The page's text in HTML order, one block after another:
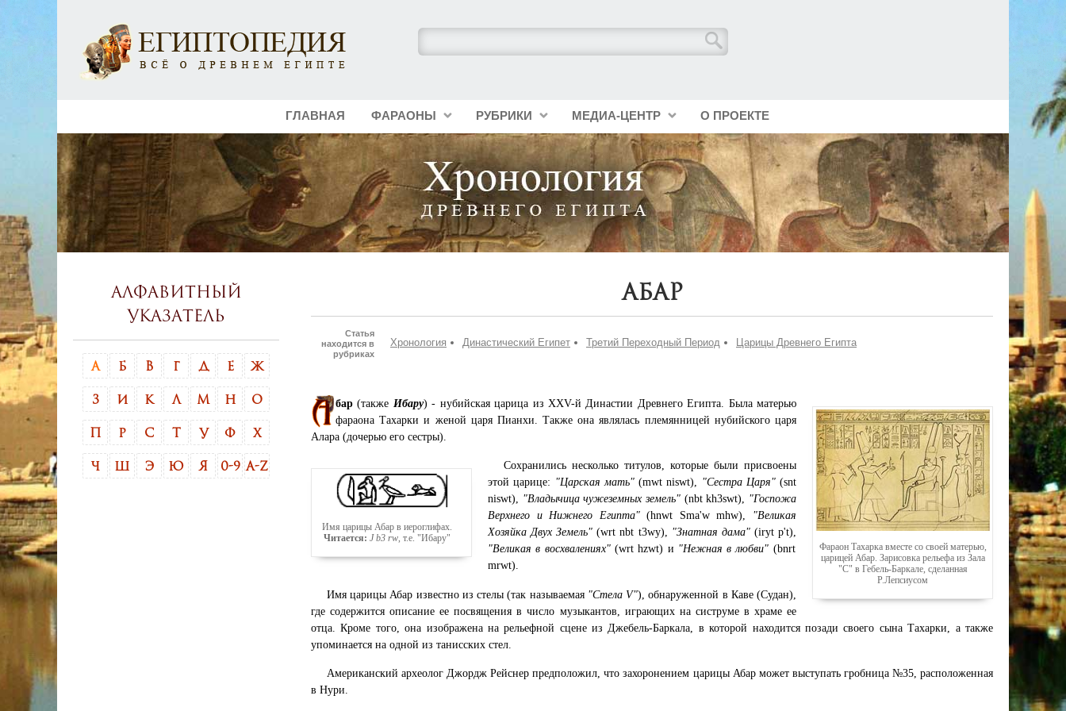
ГЛАВНАЯ ФАРАОНЫ РУБРИКИ МЕДИА-ЦЕНТР О ПРОЕКТЕ
Абар
Статья
находится в
рубриках
Хронология Династический Египет Третий Переходный Период Царицы Древнего Египта
Фараон Тахарка вместе со своей матерью,
царицей Абар. Зарисовка рельефа из Зала
"С" в Гебель-Баркале, сделанная
Р.Лепсиусом
бар (также Ибару) - нубийская царица из XXV-й Династии Древнего Египта. Была матерью
фараона Тахарки и женой царя Пианхи. Также она являлась племянницей нубийского царя
Алара (дочерью его сестры).
Имя царицы Абар в иероглифах.
Читается: J b3 rw, т.е. "Ибару"
Сохранились несколько титулов, которые были присвоены
этой царице: "Царская мать"(mwt niswt), "Сестра Царя"(snt
niswt), "Владычица чужеземных земель" (nbt kh3swt), "Госпожа
Верхнего и Нижнего Египта"(hnwt Sma'w mhw), "Великая
Хозяйка Двух Земель" (wrt nbt t3wy), "Знатная дама"(iryt p't),
"Великая в восхвалениях"(wrt hzwt) и "Нежная в любви" (bnrt
mrwt).
Имя царицы Абар известно из стелы (так называемая "Стела V"), обнаруженной в Каве (Судан),
где содержится описание ее посвящения в число музыкантов, играющих на систруме в храме ее
отца. Кроме того, она изображена на рельефной сцене из Джебель-Баркала, в которой находится позади своего сына Тахарки, а также
упоминается на одной из танисских стел.
Американский археолог Джордж Рейснер предположил, что захоронением царицы Абар может выступать гробница №35, расположенная
в Нури.
Алфавитный
указатель
А Б В Г Д Е Ж
З И К Л М Н О
Р С Т У Ф Х
Ч Э Ю Я 0-9 A-Z